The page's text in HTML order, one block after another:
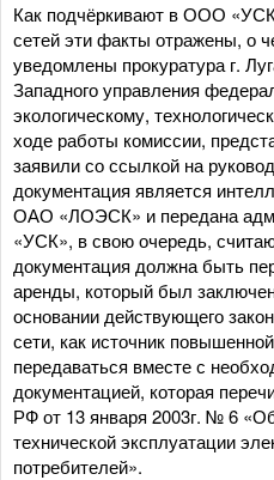
Как подчёркивают в ООО
сетей эти факты отражены, о
уведомлены прокуратура г.
Западного управления
экологическому,
ходе работы комиссии,
заявили со ссылкой на
документация является
ОАО «ЛОЭСК» и передана
«УСК», в свою очередь,
документация должна быть
аренды, который был
основании действующего
сети, как источник
передаваться вместе с
документацией, которая
РФ от 13 января 2003г. № 6
технической эксплуатации
потребителей».